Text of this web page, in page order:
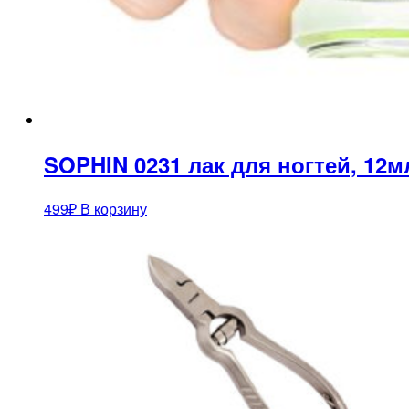
SOPHIN 0231 лак для ногтей,
499₽ В корзину